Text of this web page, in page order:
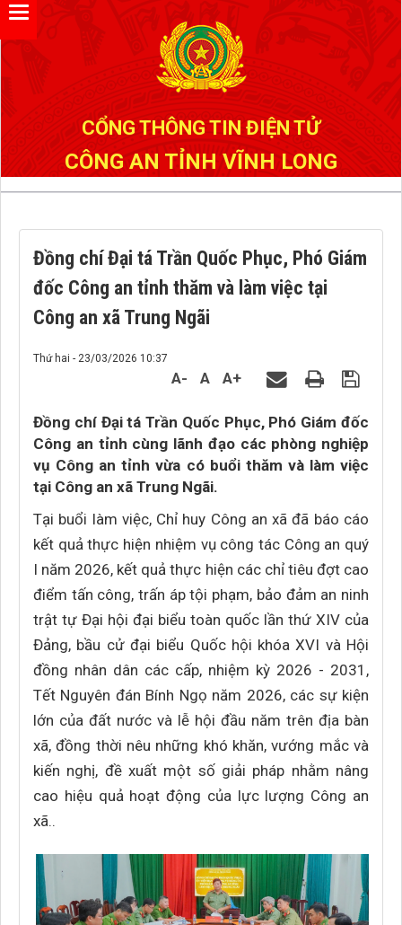
CỔNG THÔNG TIN ĐIỆN TỬ
CÔNG AN TỈNH VĨNH LONG
Đồng chí Đại tá Trần Quốc Phục, Phó Giám
đốc Công an tỉnh thăm và làm việc tại
Công an xã Trung Ngãi
Thứ hai - 23/03/2026 10:37
A- A A+
Đồng chí Đại tá Trần Quốc Phục, Phó Giám đốc
Công an tỉnh cùng lãnh đạo các phòng nghiệp
vụ Công an tỉnh vừa có buổi thăm và làm việc
tại Công an xã Trung Ngãi.
Tại buổi làm việc, Chỉ huy Công an xã đã báo cáo
kết quả thực hiện nhiệm vụ công tác Công an quý
I năm 2026, kết quả thực hiện các chỉ tiêu đợt cao
điểm tấn công, trấn áp tội phạm, bảo đảm an ninh
trật tự Đại hội đại biểu toàn quốc lần thứ XIV của
Đảng, bầu cử đại biểu Quốc hội khóa XVI và Hội
đồng nhân dân các cấp, nhiệm kỳ 2026 - 2031,
Tết Nguyên đán Bính Ngọ năm 2026, các sự kiện
lớn của đất nước và lễ hội đầu năm trên địa bàn
xã, đồng thời nêu những khó khăn, vướng mắc và
kiến nghị, đề xuất một số giải pháp nhằm nâng
cao hiệu quả hoạt động của lực lượng Công an
xã..